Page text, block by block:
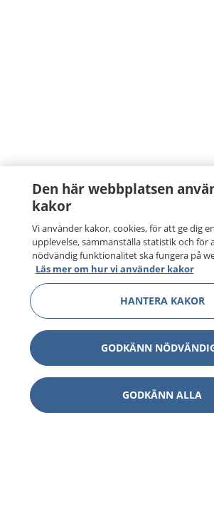
Den här webbplatsen
kakor
Vi använder kakor, cookies, för att ge dig
upplevelse, sammanställa statistik och för
nödvändig funktionalitet ska fungera på
Läs mer om hur vi använder kakor
HANTERA KAKOR
GODKÄNN
GODKÄNN ALLA